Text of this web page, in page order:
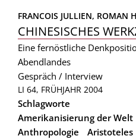
FRANCOIS JULLIEN, ROMAN
CHINESISCHES
Eine fernöstliche
Abendlandes
Gespräch / Interview
LI 64, FRÜHJAHR 2004
Schlagworte
Amerikanisierung der Welt
Anthropologie
Aristoteles